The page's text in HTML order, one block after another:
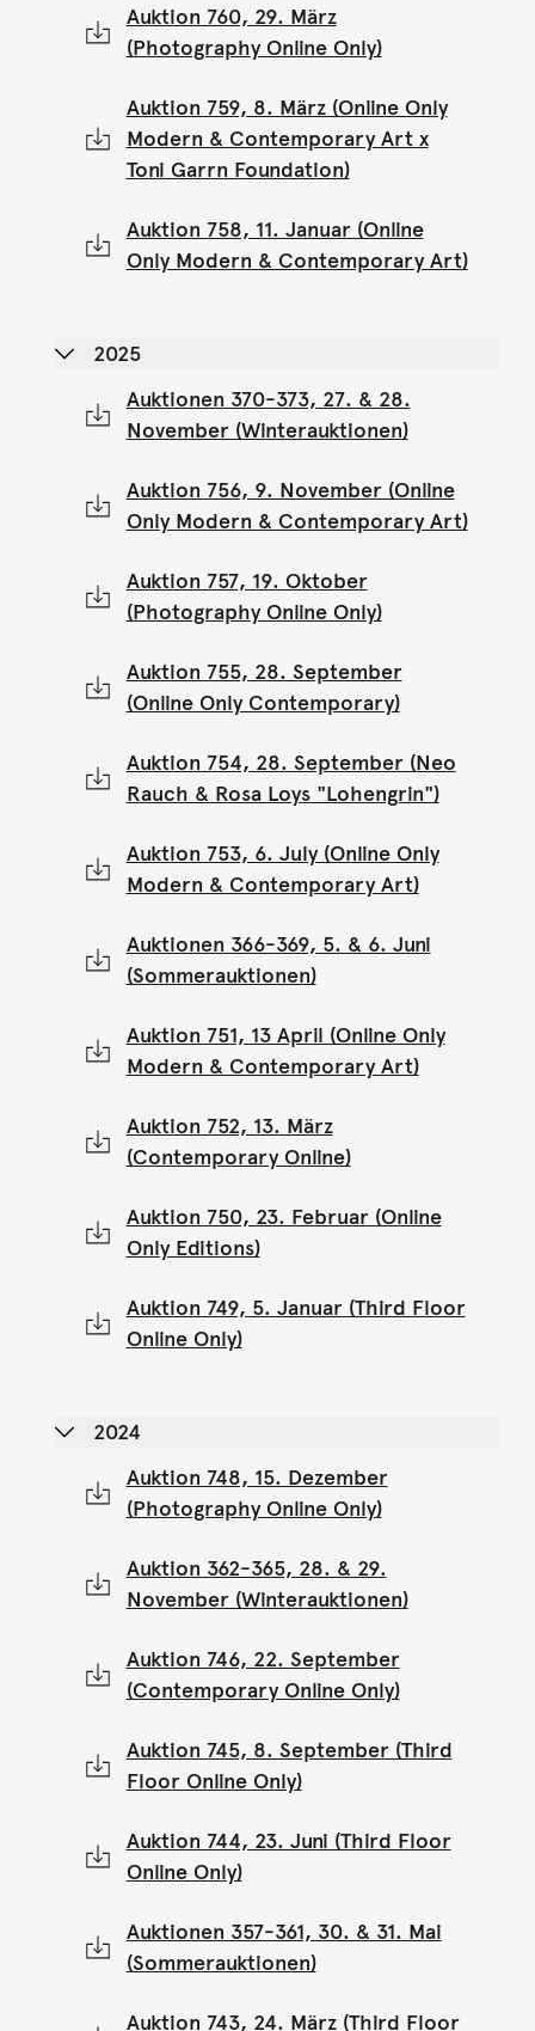
Auktion 760, 29. März
(Photography Online Only)
Auktion 759, 8. März (Online Only
Modern & Contemporary Art x
Toni Garrn Foundation)
Auktion 758, 11. Januar (Online
Only Modern & Contemporary Art)
2025
Auktionen 370-373, 27. & 28.
November (Winterauktionen)
Auktion 756, 9. November (Online
Only Modern & Contemporary Art)
Auktion 757, 19. Oktober
(Photography Online Only)
Auktion 755, 28. September
(Online Only Contemporary)
Auktion 754, 28. September (Neo
Rauch & Rosa Loys "Lohengrin")
Auktion 753, 6. July (Online Only
Modern & Contemporary Art)
Auktionen 366-369, 5. & 6. Juni
(Sommerauktionen)
Auktion 751, 13 April (Online Only
Modern & Contemporary Art)
Auktion 752, 13. März
(Contemporary Online)
Auktion 750, 23. Februar (Online
Only Editions)
Auktion 749, 5. Januar (Third Floor
Online Only)
2024
Auktion 748, 15. Dezember
(Photography Online Only)
Auktion 362-365, 28. & 29.
November (Winterauktionen)
Auktion 746, 22. September
(Contemporary Online Only)
Auktion 745, 8. September (Third
Floor Online Only)
Auktion 744, 23. Juni (Third Floor
Online Only)
Auktionen 357-361, 30. & 31. Mai
(Sommerauktionen)
Auktion 743, 24. März (Third Floor